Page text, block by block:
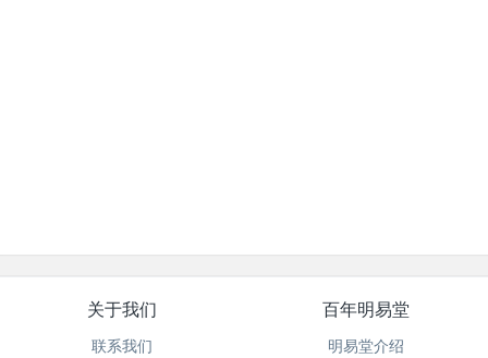
关于我们
联系我们
百年明易堂
明易堂介绍